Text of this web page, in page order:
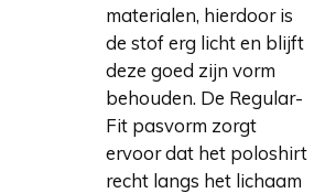
materialen, hierdoor is
de stof erg licht en blijft
deze goed zijn vorm
behouden. De Regular-
Fit pasvorm zorgt
ervoor dat het poloshirt
recht langs het lichaam